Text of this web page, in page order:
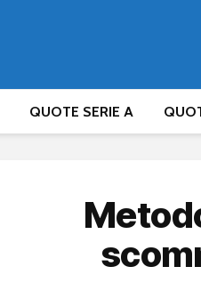
QUOTE SERIE A